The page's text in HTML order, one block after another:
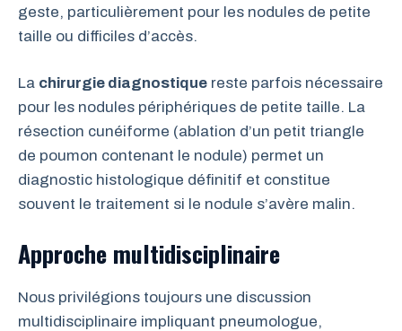
geste, particulièrement pour les nodules de petite
taille ou difficiles d’accès.
La chirurgie diagnostique reste parfois nécessaire
pour les nodules périphériques de petite taille. La
résection cunéiforme (ablation d’un petit triangle
de poumon contenant le nodule) permet un
diagnostic histologique définitif et constitue
souvent le traitement si le nodule s’avère malin.
Approche multidisciplinaire
Nous privilégions toujours une discussion
multidisciplinaire impliquant pneumologue,